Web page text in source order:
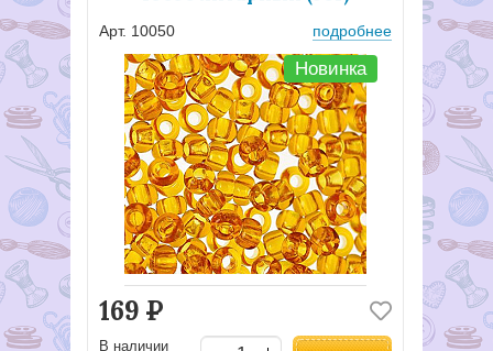
Арт. 10050 подробнее
Новинка
169 Р
В наличии